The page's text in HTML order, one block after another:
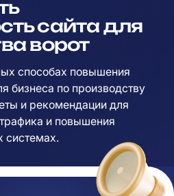
сайта для
ворот
способах повышения
бизнеса по производству
и рекомендации для
и повышения
системах.